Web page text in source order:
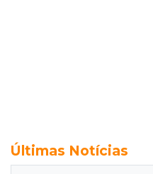
Últimas Notícias